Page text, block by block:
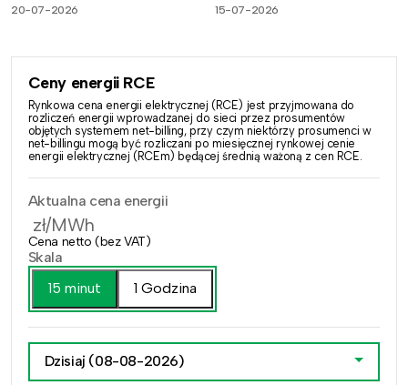
20-07-2026 15-07-2026
Ceny energii RCE
Rynkowa cena energii elektrycznej (RCE) jest przyjmowana do
rozliczeń energii wprowadzanej do sieci przez prosumentów
objętych systemem net-billing, przy czym niektórzy prosumenci w
net-billingu mogą być rozliczani po miesięcznej rynkowej cenie
energii elektrycznej (RCEm) będącej średnią ważoną z cen RCE.
Aktualna cena energii
zł/MWh
Cena netto (bez VAT)
Skala
15 minut
1 Godzina
Dzisiaj (08-08-2026)